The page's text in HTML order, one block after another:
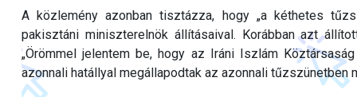
A közlemény azonban tisztázza, hogy „a kéthetes
pakisztáni miniszterelnök állításaival. Korábban azt
„Örömmel jelentem be, hogy az Iráni Iszlám
azonnali hatállyal megállapodtak az azonnali tűzszünetben